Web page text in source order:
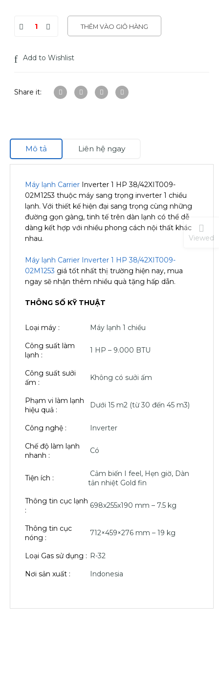
THÊM VÀO GIỎ HÀNG
Add to Wishlist
Share it:
Mô tả Liên hệ ngay
Máy lạnh Carrier Inverter 1 HP 38/42XIT009-
02M1253 thuộc máy sang trọng inverter 1 chiều
lạnh. Với thiết kế hiện đại sang trọng cùng những
đường gọn gàng, tinh tế trên dàn lạnh có thể dễ
dàng kết hợp với nhiều phong cách nội thất khác
nhau.
Máy lạnh Carrier Inverter 1 HP 38/42XIT009-
02M1253 giá tốt nhất thị trường hiện nay, mua
ngay sẽ nhận thêm nhiều quà tặng hấp dẫn.
THÔNG SỐ KỸ THUẬT
Loại máy : Máy lạnh 1 chiều
Công suất làm
lạnh :
1 HP – 9.000 BTU
Công suất sưởi
ấm :
Không có sưởi ấm
Phạm vi làm lạnh
hiệu quả :
Dưới 15 m2 (từ 30 đến 45 m3)
Công nghệ : Inverter
Chế độ làm lạnh
nhanh :
Có
Tiện ích :
Cảm biến I feel, Hẹn giờ, Dàn
tản nhiệt Gold fin
Thông tin cục lạnh
:
698x255x190 mm – 7.5 kg
Thông tin cục
nóng :
712×459×276 mm – 19 kg
Loại Gas sử dụng : R-32
Nơi sản xuất : Indonesia
Viewed